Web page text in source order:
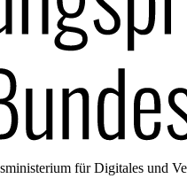
für Digitales und